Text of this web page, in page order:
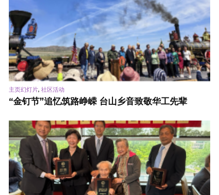
主页幻灯片, 社区活动
“金钉节”追忆筑路峥嵘 台山乡音致敬华工先辈